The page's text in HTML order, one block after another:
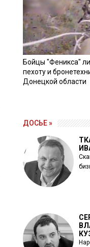
Бойцы "Феникса"
пехоту и
Донецкой области
ДОСЬЕ »